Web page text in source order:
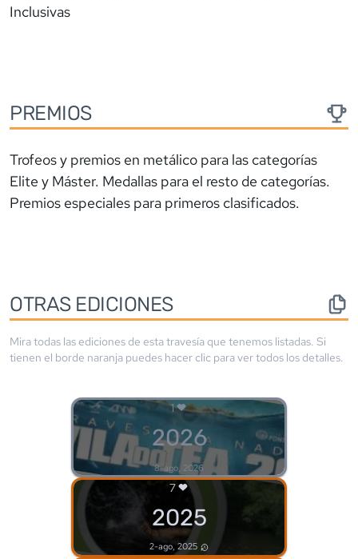
Inclusivas
PREMIOS
Trofeos y premios en metálico para las categorías
Elite y Máster. Medallas para el resto de categorías.
Premios especiales para primeros clasificados.
OTRAS EDICIONES
Mira todas las ediciones de esta travesía que tenemos listadas. Si
tienen el borde naranja puedes hacer clic para ver todos los detalles.
1
2026
8-ago, 2026
7
2025
2-ago, 2025